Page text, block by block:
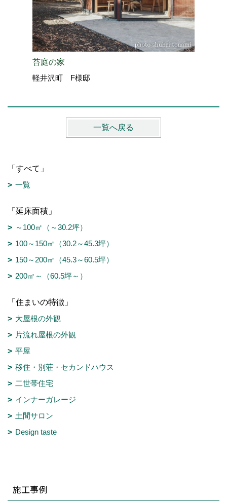
苔庭の家
軽井沢町 F様邸
一覧へ戻る
「すべて」
一覧
「延床面積」
～100㎡（～30.2坪）
100～150㎡（30.2～45.3坪）
150～200㎡（45.3～60.5坪）
200㎡～（60.5坪～）
「住まいの特徴」
大屋根の外観
片流れ屋根の外観
平屋
移住・別荘・セカンドハウス
二世帯住宅
インナーガレージ
土間サロン
Design taste
施工事例